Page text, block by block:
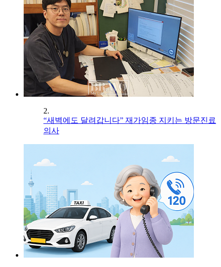
2.
“새벽에도 달려갑니다” 재가임종 지키는 방문진료
의사